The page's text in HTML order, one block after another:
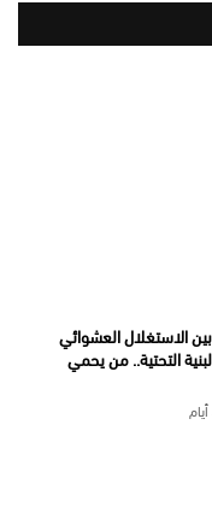
الاستغلال العشوائي
التحتية.. من يحمي